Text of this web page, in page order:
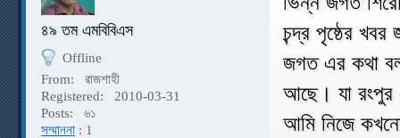
৪৯ তম এমবিবিএস
Offline
From:
রাজশাহী
Registered:
2010-03-31
Posts:
৬১
সম্মাননা : 1
চন্দ্র পৃষ্ঠের
জগত এর কথা
আছে। যা
আমি নিজে